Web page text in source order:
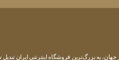
به بزرگ‌ترین فروشگاه اینترنتی ایران